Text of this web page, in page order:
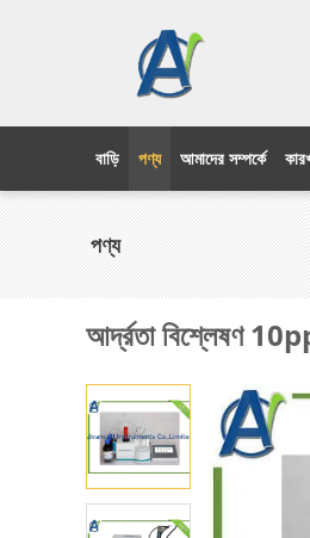
বাড়ি পণ্য আমাদের সম্পর্কে
পণ্য
আর্দ্রতা বিশ্লেষণ